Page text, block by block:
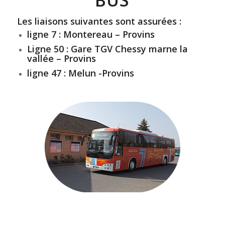
Les liaisons suivantes sont assurées :
ligne 7 : Montereau – Provins
Ligne 50 : Gare TGV Chessy marne la
vallée – Provins
ligne 47 : Melun -Provins